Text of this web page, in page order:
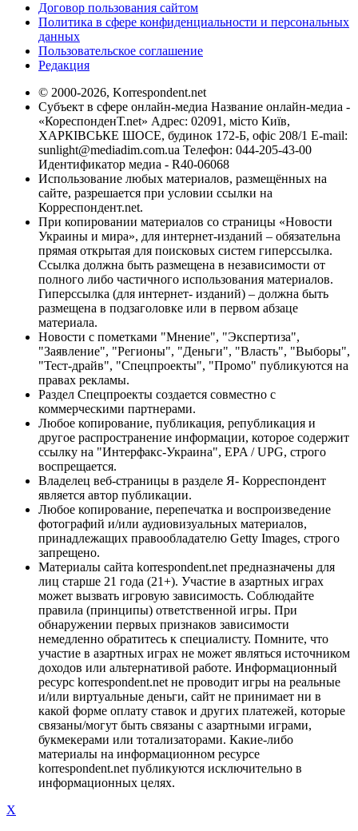
Договор пользования сайтом
Политика в сфере конфиденциальности и персональных
данных
Пользовательское соглашение
Редакция
© 2000-2026, Korrespondent.net
Субъект в сфере онлайн-медиа Название онлайн-медиа -
«КореспонденТ.net» Адрес: 02091, місто Київ,
ХАРКІВСЬКЕ ШОСЕ, будинок 172-Б, офіс 208/1 E-mail:
sunlight@mediadim.com.ua Телефон: 044-205-43-00
Идентификатор медиа - R40-06068
Использование любых материалов, размещённых на
сайте, разрешается при условии ссылки на
Корреспондент.net.
При копировании материалов со страницы «Новости
Украины и мира», для интернет-изданий – обязательна
прямая открытая для поисковых систем гиперссылка.
Ссылка должна быть размещена в независимости от
полного либо частичного использования материалов.
Гиперссылка (для интернет- изданий) – должна быть
размещена в подзаголовке или в первом абзаце
материала.
Новости с пометками "Мнение", "Экспертиза",
"Заявление", "Регионы", "Деньги", "Власть", "Выборы",
"Тест-драйв", "Спецпроекты", "Промо" публикуются на
правах рекламы.
Раздел Спецпроекты создается совместно с
коммерческими партнерами.
Любое копирование, публикация, републикация и
другое распространение информации, которое содержит
ссылку на "Интерфакс-Украина", EPA / UPG, строго
воспрещается.
Владелец веб-страницы в разделе Я- Корреспондент
является автор публикации.
Любое копирование, перепечатка и воспроизведение
фотографий и/или аудиовизуальных материалов,
принадлежащих правообладателю Getty Images, строго
запрещено.
Материалы сайта korrespondent.net предназначены для
лиц старше 21 года (21+). Участие в азартных играх
может вызвать игровую зависимость. Соблюдайте
правила (принципы) ответственной игры. При
обнаружении первых признаков зависимости
немедленно обратитесь к специалисту. Помните, что
участие в азартных играх не может являться источником
доходов или альтернативой работе. Информационный
ресурс korrespondent.net не проводит игры на реальные
и/или виртуальные деньги, сайт не принимает ни в
какой форме оплату ставок и других платежей, которые
связаны/могут быть связаны с азартными играми,
букмекерами или тотализаторами. Какие-либо
материалы на информационном ресурсе
korrespondent.net публикуются исключительно в
информационных целях.
X